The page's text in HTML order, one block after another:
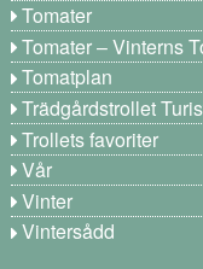
Tomater
Tomater – Vinterns
Tomatplan
Trädgårdstrollet
Trollets favoriter
Vår
Vinter
Vintersådd